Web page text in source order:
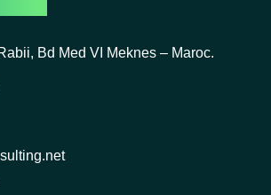
Bd Med VI Meknes – Maroc.